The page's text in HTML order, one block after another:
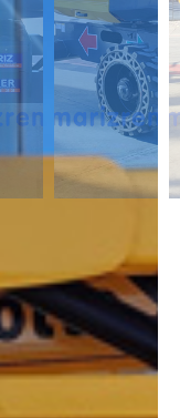
en exterior ya que son
pendientes con
de 12m a 43m.